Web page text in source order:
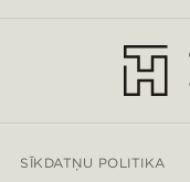
SĪKDATŅU POLITIKA